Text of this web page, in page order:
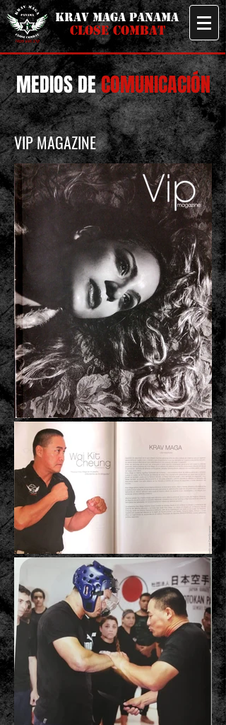
KRAV MAGA PANAMA
CLOSE COMBAT
MEDIOS DECOMUNICACIÓN
VIP MAGAZINE